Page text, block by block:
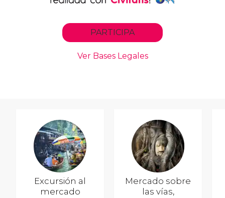
Excursión al
mercado
Mercado sobre
las vías,